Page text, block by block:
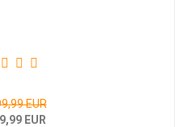
EUR
EUR